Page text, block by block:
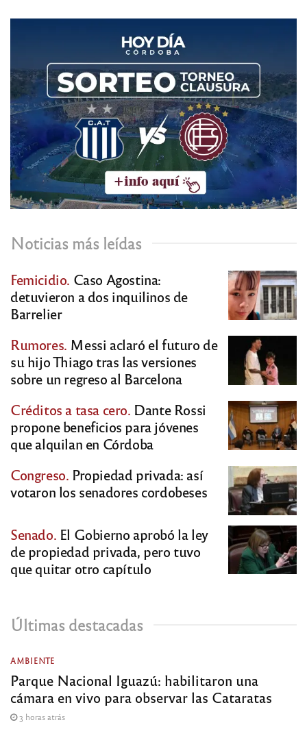
Noticias más leídas
Femicidio. Caso Agostina:
detuvieron a dos inquilinos de
Barrelier
Rumores. Messi aclaró el futuro de
su hijo Thiago tras las versiones
sobre un regreso al Barcelona
Créditos a tasa cero. Dante Rossi
propone beneficios para jóvenes
que alquilan en Córdoba
Congreso. Propiedad privada: así
votaron los senadores cordobeses
Senado. El Gobierno aprobó la ley
de propiedad privada, pero tuvo
que quitar otro capítulo
Últimas destacadas
AMBIENTE
Parque Nacional Iguazú: habilitaron una
cámara en vivo para observar las Cataratas
3 horas atrás